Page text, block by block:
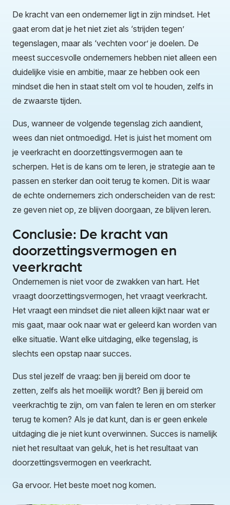
De kracht van een ondernemer ligt in zijn mindset. Het
gaat erom dat je het niet ziet als ‘strijden tegen’
tegenslagen, maar als ‘vechten voor’ je doelen. De
meest succesvolle ondernemers hebben niet alleen een
duidelijke visie en ambitie, maar ze hebben ook een
mindset die hen in staat stelt om vol te houden, zelfs in
de zwaarste tijden.
Dus, wanneer de volgende tegenslag zich aandient,
wees dan niet ontmoedigd. Het is juist het moment om
je veerkracht en doorzettingsvermogen aan te
scherpen. Het is de kans om te leren, je strategie aan te
passen en sterker dan ooit terug te komen. Dit is waar
de echte ondernemers zich onderscheiden van de rest:
ze geven niet op, ze blijven doorgaan, ze blijven leren.
Conclusie: De kracht van
doorzettingsvermogen en
veerkracht
Ondernemen is niet voor de zwakken van hart. Het
vraagt doorzettingsvermogen, het vraagt veerkracht.
Het vraagt een mindset die niet alleen kijkt naar wat er
mis gaat, maar ook naar wat er geleerd kan worden van
elke situatie. Want elke uitdaging, elke tegenslag, is
slechts een opstap naar succes.
Dus stel jezelf de vraag: ben jij bereid om door te
zetten, zelfs als het moeilijk wordt? Ben jij bereid om
veerkrachtig te zijn, om van falen te leren en om sterker
terug te komen? Als je dat kunt, dan is er geen enkele
uitdaging die je niet kunt overwinnen. Succes is namelijk
niet het resultaat van geluk, het is het resultaat van
doorzettingsvermogen en veerkracht.
Ga ervoor. Het beste moet nog komen.